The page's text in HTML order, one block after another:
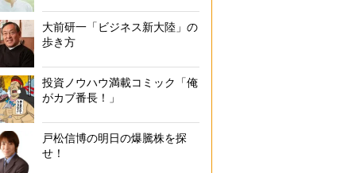
大前研一「ビジネス新大陸」の
歩き方
投資ノウハウ満載コミック「俺
がカブ番長！」
戸松信博の明日の爆騰株を探
せ！